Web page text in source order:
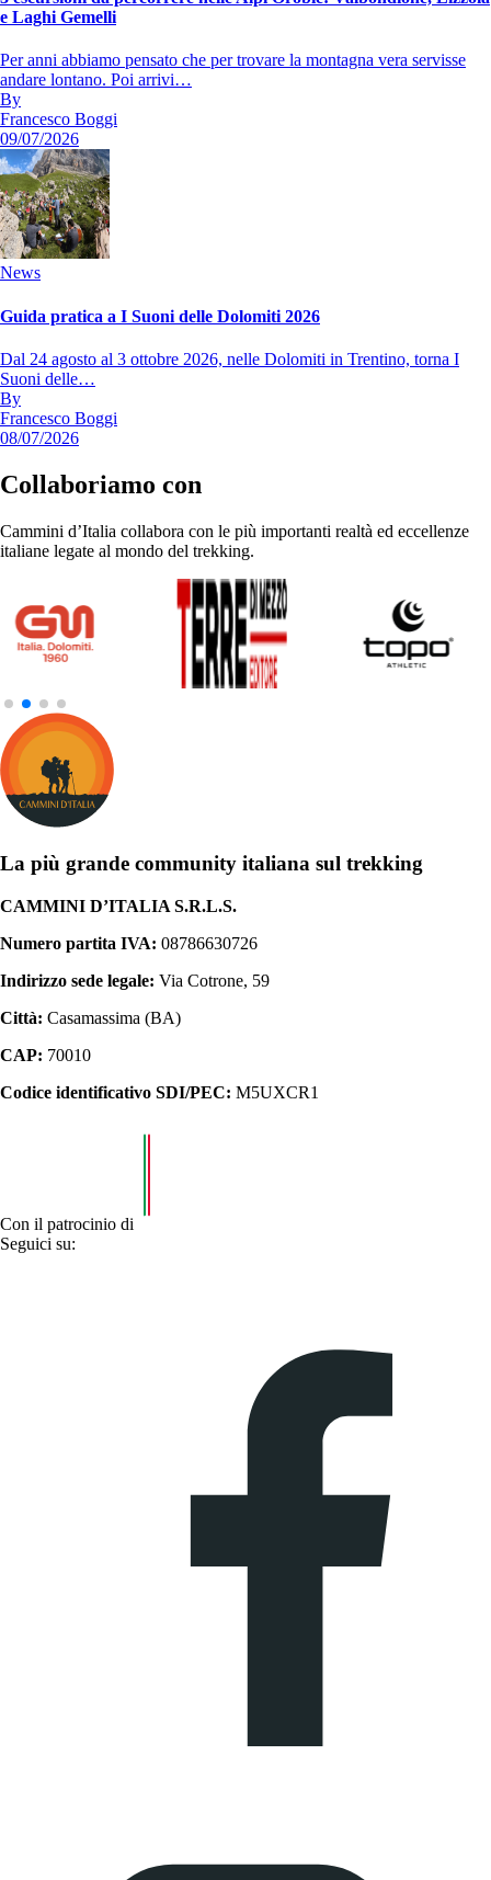
e Laghi Gemelli
Per anni abbiamo pensato che per trovare la montagna vera servisse
andare lontano. Poi arrivi…
By
Francesco Boggi
09/07/2026
News
Guida pratica a I Suoni delle Dolomiti 2026
Dal 24 agosto al 3 ottobre 2026, nelle Dolomiti in Trentino, torna I
Suoni delle…
By
Francesco Boggi
08/07/2026
Collaboriamo con
Cammini d’Italia collabora con le più importanti realtà ed eccellenze
italiane legate al mondo del trekking.
La più grande community italiana sul trekking
CAMMINI D’ITALIA S.R.L.S.
Numero partita IVA: 08786630726
Indirizzo sede legale: Via Cotrone, 59
Città: Casamassima (BA)
CAP: 70010
Codice identificativo SDI/PEC: M5UXCR1
Con il patrocinio di
Seguici su: